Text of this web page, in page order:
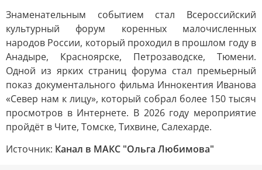
Знаменательным событием стал Всероссийский
культурный форум коренных малочисленных
народов России, который проходил в прошлом году в
Анадыре, Красноярске, Петрозаводске, Тюмени.
Одной из ярких страниц форума стал премьерный
показ документального фильма Иннокентия Иванова
«Север нам к лицу», который собрал более 150 тысяч
просмотров в Интернете. В 2026 году мероприятие
пройдёт в Чите, Томске, Тихвине, Салехарде.
Источник: Канал в МАКС "Ольга Любимова"